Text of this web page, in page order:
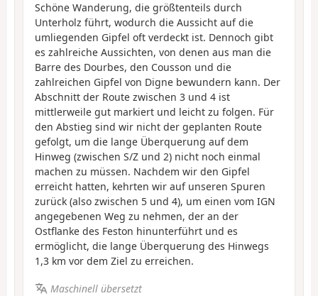
Schöne Wanderung, die größtenteils durch
Unterholz führt, wodurch die Aussicht auf die
umliegenden Gipfel oft verdeckt ist. Dennoch gibt
es zahlreiche Aussichten, von denen aus man die
Barre des Dourbes, den Cousson und die
zahlreichen Gipfel von Digne bewundern kann. Der
Abschnitt der Route zwischen 3 und 4 ist
mittlerweile gut markiert und leicht zu folgen. Für
den Abstieg sind wir nicht der geplanten Route
gefolgt, um die lange Überquerung auf dem
Hinweg (zwischen S/Z und 2) nicht noch einmal
machen zu müssen. Nachdem wir den Gipfel
erreicht hatten, kehrten wir auf unseren Spuren
zurück (also zwischen 5 und 4), um einen vom IGN
angegebenen Weg zu nehmen, der an der
Ostflanke des Feston hinunterführt und es
ermöglicht, die lange Überquerung des Hinwegs
1,3 km vor dem Ziel zu erreichen.
Maschinell übersetzt